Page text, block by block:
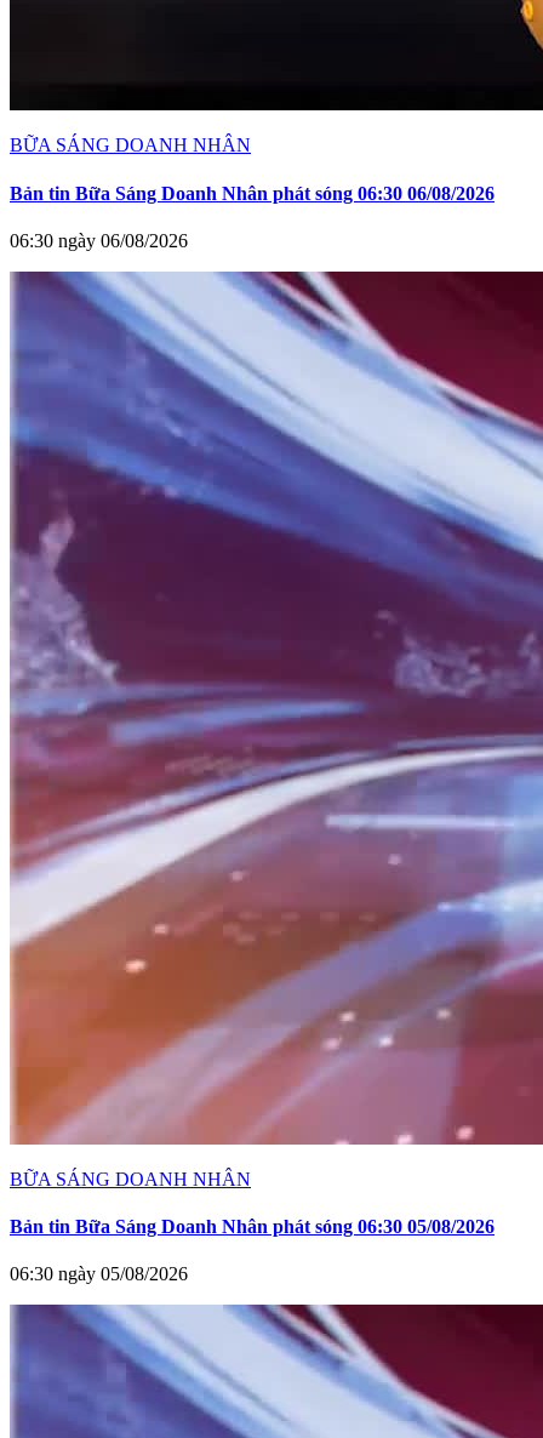
BỮA SÁNG DOANH NHÂN
Bản tin Bữa Sáng Doanh Nhân phát sóng 06:30 06/08/2026
06:30 ngày 06/08/2026
BỮA SÁNG DOANH NHÂN
Bản tin Bữa Sáng Doanh Nhân phát sóng 06:30 05/08/2026
06:30 ngày 05/08/2026